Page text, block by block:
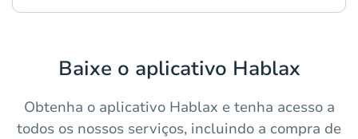
Baixe o aplicativo Hablax
Obtenha o aplicativo Hablax e tenha acesso a
todos os nossos serviços, incluindo a compra de